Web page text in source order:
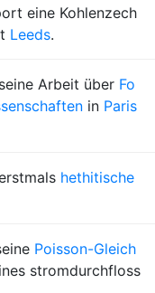
eine Kohlenzech
Leeds.
Arbeit über Fo
in Paris
hethitische
Poisson-Gleich
stromdurchfloss